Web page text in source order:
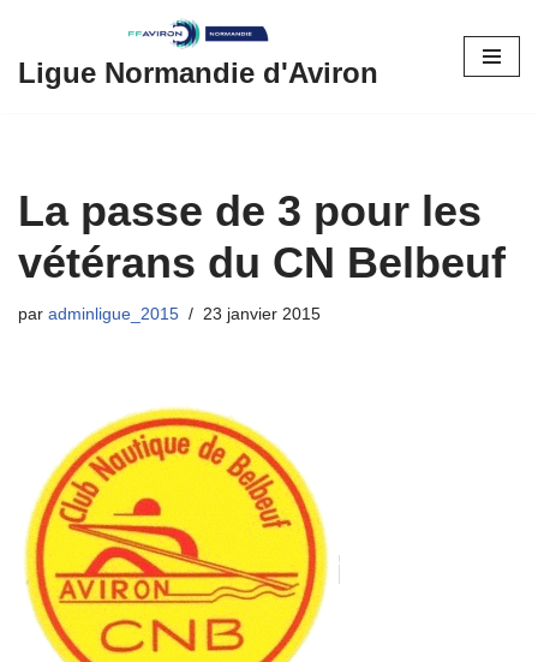
Aller
Ligue Normandie d'Aviron
La passe de 3 pour les
vétérans du CN Belbeuf
par adminligue_2015 23 janvier 2015